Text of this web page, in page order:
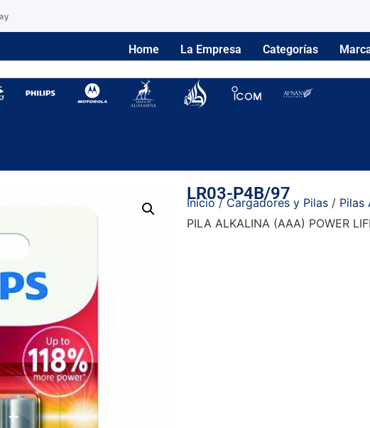
Home La Empresa Categorías
LR03-P4B/97
Inicio / Cargadores y Pilas / Pilas
PILA ALKALINA (AAA) POWER